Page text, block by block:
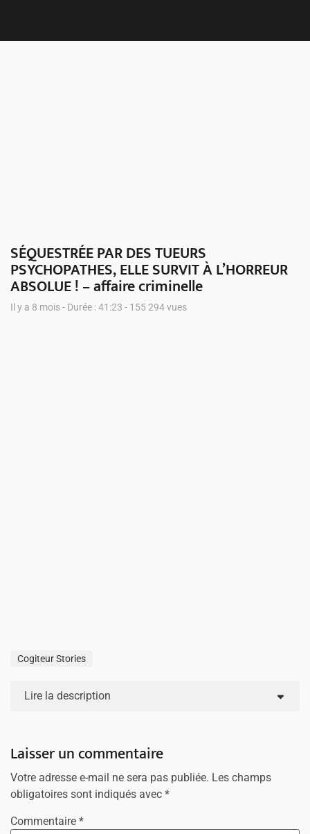
SÉQUESTRÉE PAR DES TUEURS
PSYCHOPATHES, ELLE SURVIT À L’HORREUR
ABSOLUE ! – affaire criminelle
Il y a 8 mois - Durée : 41:23 - 155 294 vues
Cogiteur Stories
Lire la description
Laisser un commentaire
Votre adresse e-mail ne sera pas publiée. Les champs
obligatoires sont indiqués avec *
Commentaire *